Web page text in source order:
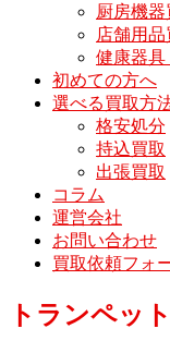
厨房機器
店舗用品
健康器具
初めての方へ
選べる買取方
格安処分
持込買取
出張買取
コラム
運営会社
お問い合わせ
買取依頼フォ
トランペット